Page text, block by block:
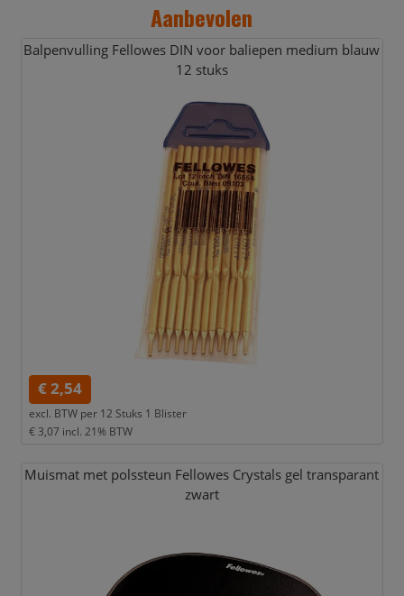
Aanbevolen
Balpenvulling Fellowes DIN voor baliepen medium blauw
12 stuks
€ 2,54
excl. BTW per 12 Stuks 1 Blister
€ 3,07 incl. 21% BTW
Muismat met polssteun Fellowes Crystals gel transparant
zwart